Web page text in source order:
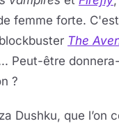
femme forte.
The
Peut-être
?
Dushku, que l’on